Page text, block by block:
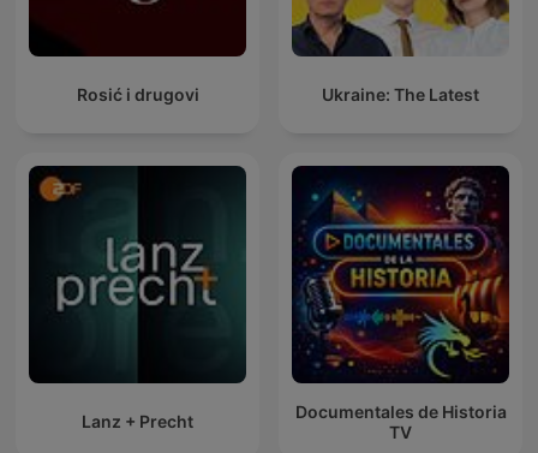
Ukraine: The Latest
Rosić i drugovi
Documentales de Historia
TV
Lanz + Precht